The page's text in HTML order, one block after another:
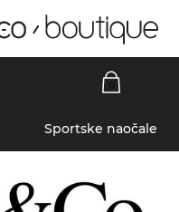
Sportske naočale